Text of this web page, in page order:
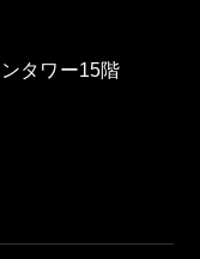
タワー15階